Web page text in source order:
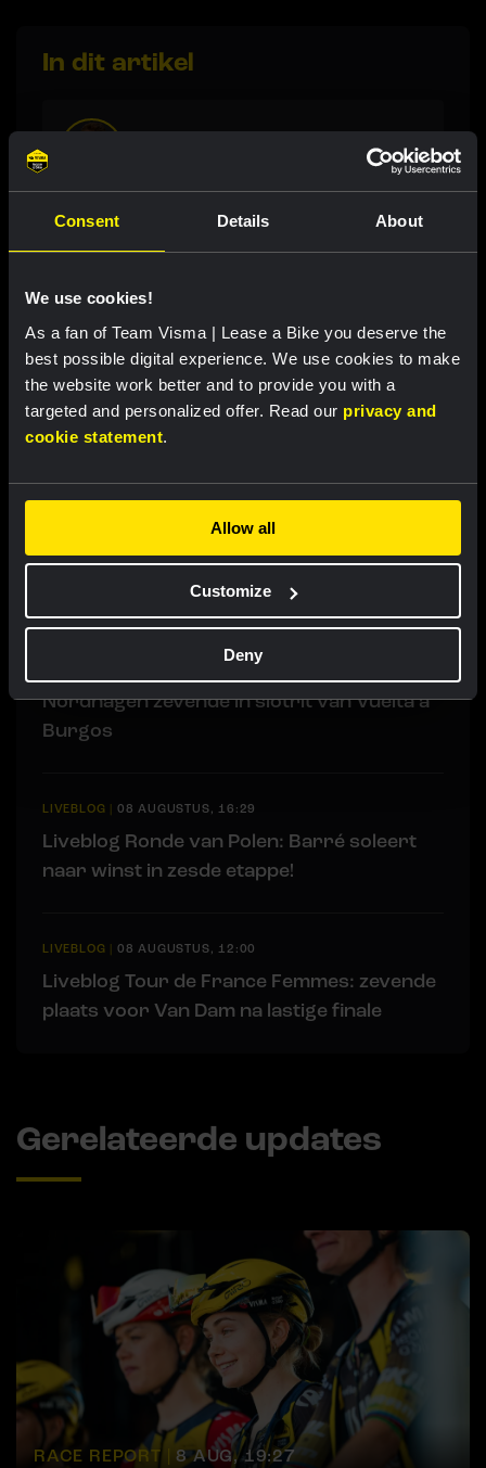
Consent Details About
We use cookies!
As a fan of Team Visma | Lease a Bike you deserve the
best possible digital experience. We use cookies to make
the website work better and to provide you with a
targeted and personalized offer. Read our privacy and
cookie statement.
Allow all
Customize
Deny
In dit artikel
Sepp Kuss
Laatste nieuws
RACE REPORT |08 AUGUSTUS, 19:27
Zevende plaats voor Van Dam na sterke
prestatie in lastige finale Tour de France
Femmes
08 AUGUSTUS, 19:18
Barré soleert naar eerste profzege in
lastige zesde etappe Ronde van Polen
08 AUGUSTUS, 17:00
Nordhagen zevende in slotrit van Vuelta a
Burgos
LIVEBLOG | 08 AUGUSTUS, 16:29
Liveblog Ronde van Polen: Barré soleert
naar winst in zesde etappe!
LIVEBLOG | 08 AUGUSTUS, 12:00
Liveblog Tour de France Femmes: zevende
plaats voor Van Dam na lastige finale
Gerelateerde updates
RACE REPORT | 8 AUG, 19:27